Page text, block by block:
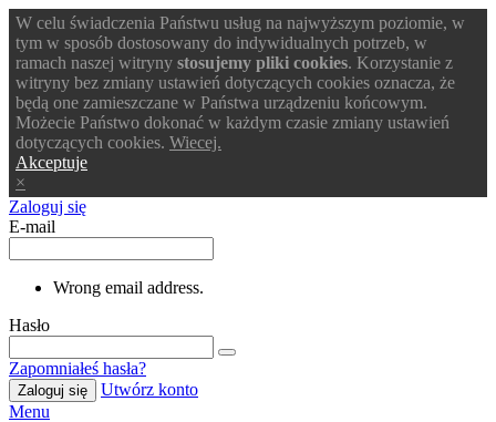
W celu świadczenia Państwu usług na najwyższym poziomie, w
tym w sposób dostosowany do indywidualnych potrzeb, w
ramach naszej witryny stosujemy pliki cookies. Korzystanie z
witryny bez zmiany ustawień dotyczących cookies oznacza, że
będą one zamieszczane w Państwa urządzeniu końcowym.
Możecie Państwo dokonać w każdym czasie zmiany ustawień
dotyczących cookies. Wiecej.
Akceptuje
×
Zaloguj się
E-mail
Wrong email address.
Hasło
Zapomniałeś hasła?
Zaloguj się
Utwórz konto
Menu